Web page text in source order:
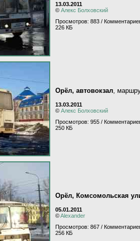
13.03.2011
© Алекс Болховский
Просмотров: 883 /
226 КБ
Орёл, автовокзал,
13.03.2011
© Алекс Болховский
Просмотров: 955 /
250 КБ
Орёл, Комсомольская
05.01.2011
©Alexander
Просмотров: 867 /
256 КБ